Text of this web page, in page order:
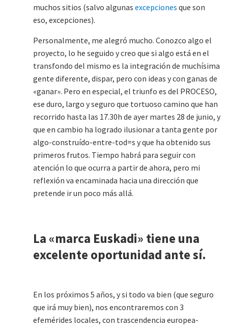
muchos sitios (salvo algunas excepciones que son
eso, excepciones).
Personalmente, me alegró mucho. Conozco algo el
proyecto, lo he seguido y creo que si algo está en el
transfondo del mismo es la integración de muchísima
gente diferente, dispar, pero con ideas y con ganas de
«ganar». Pero en especial, el triunfo es del PROCESO,
ese duro, largo y seguro que tortuoso camino que han
recorrido hasta las 17.30h de ayer martes 28 de junio, y
que en cambio ha logrado ilusionar a tanta gente por
algo-construído-entre-tod=s y que ha obtenido sus
primeros frutos. Tiempo habrá para seguir con
atención lo que ocurra a partir de ahora, pero mi
reflexión va encaminada hacia una dirección que
pretende ir un poco más allá.
La «marca Euskadi» tiene una
excelente oportunidad ante sí.
En los próximos 5 años, y si todo va bien (que seguro
que irá muy bien), nos encontraremos con 3
efemérides locales, con trascendencia europea-